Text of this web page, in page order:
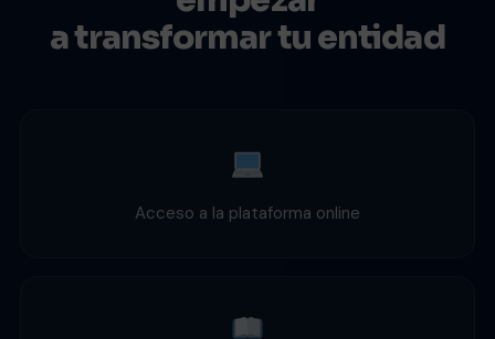
a transformar tu entidad
Acceso a la plataforma online